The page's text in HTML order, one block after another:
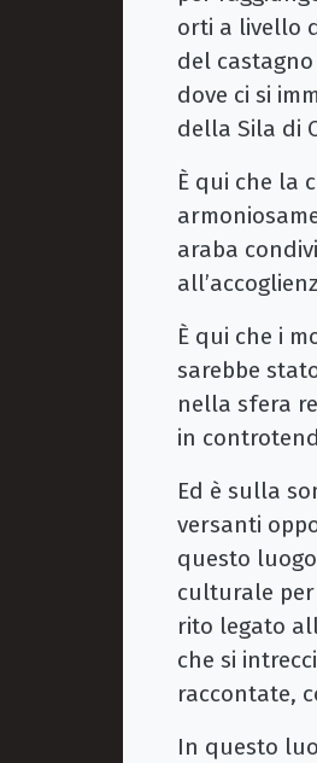
orti a livello
del
dove ci si
della Sila di
È qui che la
araba
È qui che i
sarebbe
nella sfera
in
Ed è sulla
versanti
questo
culturale
rito legato
che si
raccontate,
In questo